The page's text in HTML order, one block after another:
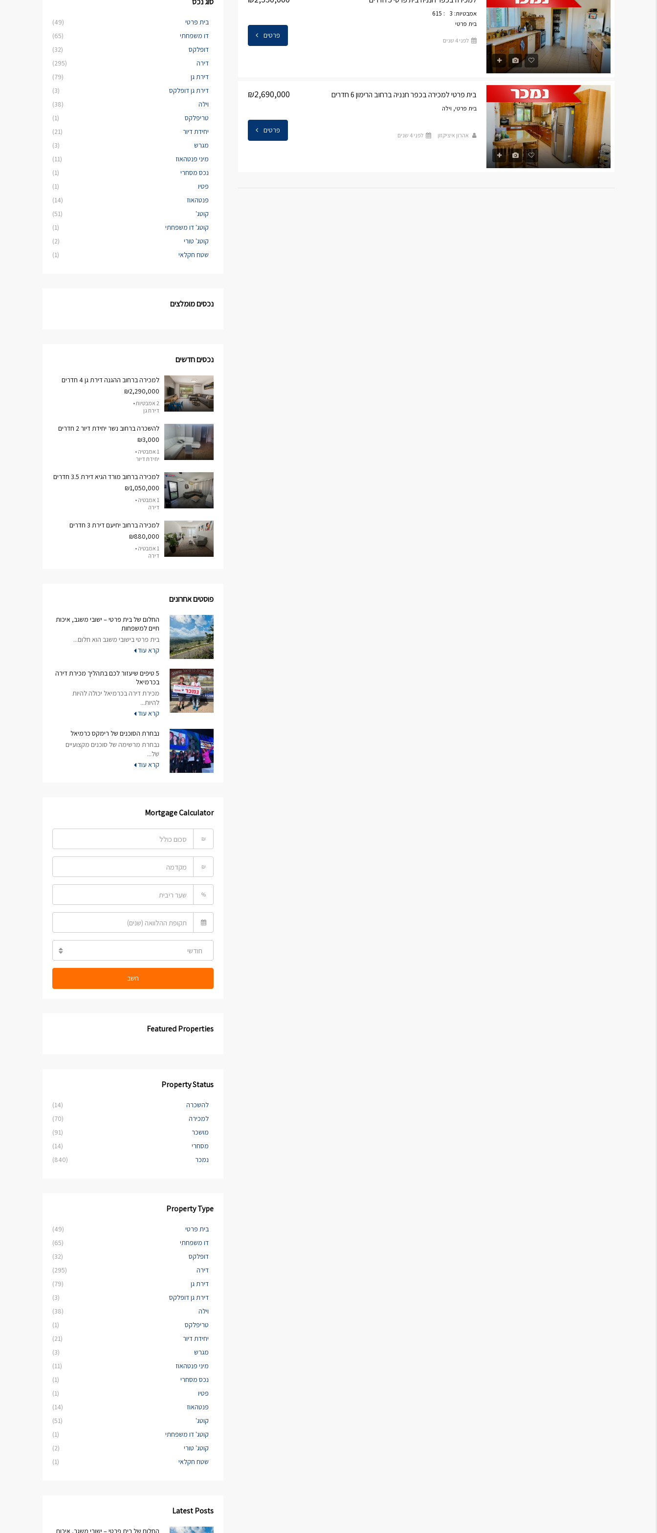
אמבטיות: 3
: 615
בית פרטי
לפני 4 שנים
פרטים
בית פרטי למכירה בכפר חנניה ברחוב הרימון 6 חדרים
בית פרטי, וילה
אהרון איציקזון לפני 4 שנים
₪2,690,000
פרטים
בית פרטי
(49)
דו משפחתי
(65)
דופלקס
(32)
דירה
(295)
דירת גן
(79)
דירת גן דופלקס
(3)
וילה
(38)
טריפלקס
(1)
יחידת דיור
(21)
מגרש
(3)
מיני פנטהאוז
(11)
נכס מסחרי
(1)
פטיו
(1)
פנטהאוז
(14)
קוטג'
(51)
קוטג' דו משפחתי
(1)
קוטג' טורי
(2)
שטח חקלאי
(1)
נכסים מומלצים
נכסים חדשים
למכירה ברחוב ההגנה דירת גן 4 חדרים
₪2,290,000
2 אמבטיות •
דירת גן
להשכרה ברחוב נשר יחידת דיור 2 חדרים
₪3,000
1 אמבטיה •
יחידת דיור
למכירה ברחוב מורד הגיא דירת 3.5 חדרים
₪1,050,000
1 אמבטיה •
דירה
למכירה ברחוב יחיעם דירת 3 חדרים
₪880,000
1 אמבטיה •
דירה
פוסטים אחרונים
החלום של בית פרטי – ישובי משגב, איכות
חיים למשפחות
בית פרטי בישובי משגב הוא חלום...
קרא עוד
5 טיפים שיעזור לכם בתהליך מכירת דירה
בכרמיאל
מכירת דירה בכרמיאל יכולה להיות
להיות...
קרא עוד
נבחרת הסוכנים של רימקס כרמיאל
נבחרת מרשימה של סוכנים מקצועיים
של...
קרא עוד
Mortgage Calculator
₪
₪
%
חודשי
חשב
Featured Properties
Property Status
להשכרה
(14)
למכירה
(70)
מושכר
(91)
מסחרי
(14)
נמכר
(840)
Property Type
בית פרטי
(49)
דו משפחתי
(65)
דופלקס
(32)
דירה
(295)
דירת גן
(79)
דירת גן דופלקס
(3)
וילה
(38)
טריפלקס
(1)
יחידת דיור
(21)
מגרש
(3)
מיני פנטהאוז
(11)
נכס מסחרי
(1)
פטיו
(1)
פנטהאוז
(14)
קוטג'
(51)
קוטג' דו משפחתי
(1)
קוטג' טורי
(2)
שטח חקלאי
(1)
Latest Posts
החלום של בית פרטי – ישובי משגב, איכות